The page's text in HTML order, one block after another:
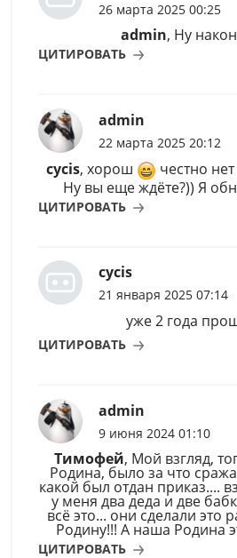
26 марта 2025 00:25
admin, Ну
ЦИТИРОВАТЬ
admin
22 марта 2025 20:12
cycis, хорош
честно
Ну вы еще ждёте?)) Я
ЦИТИРОВАТЬ
cycis
21 января 2025 07:14
уже 2 года
ЦИТИРОВАТЬ
admin
9 июня 2024 01:10
Тимофей, Мой взгляд,
Родина, было за что
какой был отдан приказ....
у меня два деда и две
всё это... они сделали это
Родину!!! А наша Родина
ЦИТИРОВАТЬ